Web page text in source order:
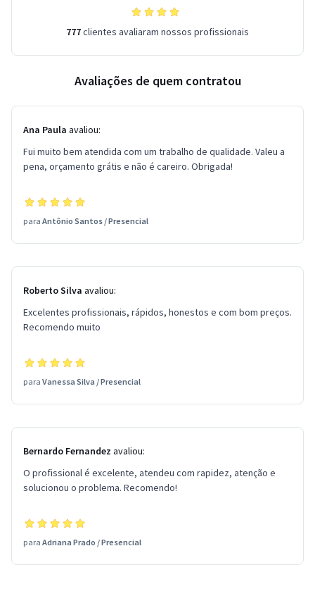
777clientes avaliaram nossos profissionais
Avaliações de quem contratou
Ana Paula avaliou:
Fui muito bem atendida com um trabalho de qualidade. Valeu a
pena, orçamento grátis e não é careiro. Obrigada!
para Antônio Santos /Presencial
Roberto Silva avaliou:
Excelentes profissionais, rápidos, honestos e com bom preços.
Recomendo muito
para Vanessa Silva /Presencial
Bernardo Fernandez avaliou:
O profissional é excelente, atendeu com rapidez, atenção e
solucionou o problema. Recomendo!
para Adriana Prado /Presencial